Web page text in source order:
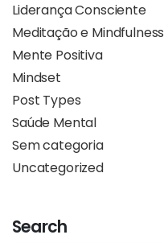
Liderança Consciente
Meditação e Mindfulness
Mente Positiva
Mindset
Post Types
Saúde Mental
Sem categoria
Uncategorized
Search